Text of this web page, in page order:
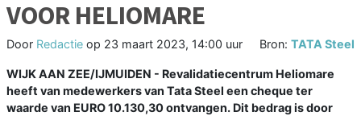
VOOR HELIOMARE
Door Redactie op 23 maart 2023, 14:00 uur Bron: TATA Steel
WIJK AAN ZEE/IJMUIDEN - Revalidatiecentrum Heliomare
heeft van medewerkers van Tata Steel een cheque ter
waarde van EURO 10.130,30 ontvangen. Dit bedrag is door